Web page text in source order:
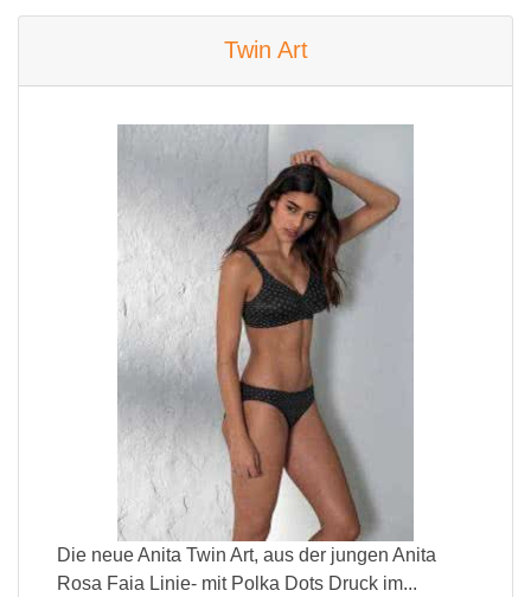
Twin Art
Die neue Anita Twin Art, aus der jungen Anita
Rosa Faia Linie- mit Polka Dots Druck im...